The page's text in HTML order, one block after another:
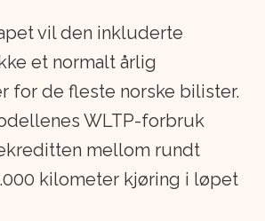
vil den inkluderte
et normalt årlig
for de fleste norske bilister.
WLTP-forbruk
mellom rundt
kilometer kjøring i løpet